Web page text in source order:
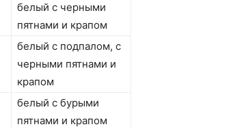
белый с черными
пятнами и крапом
белый с подпалом, с
черными пятнами и
крапом
белый с бурыми
пятнами и крапом